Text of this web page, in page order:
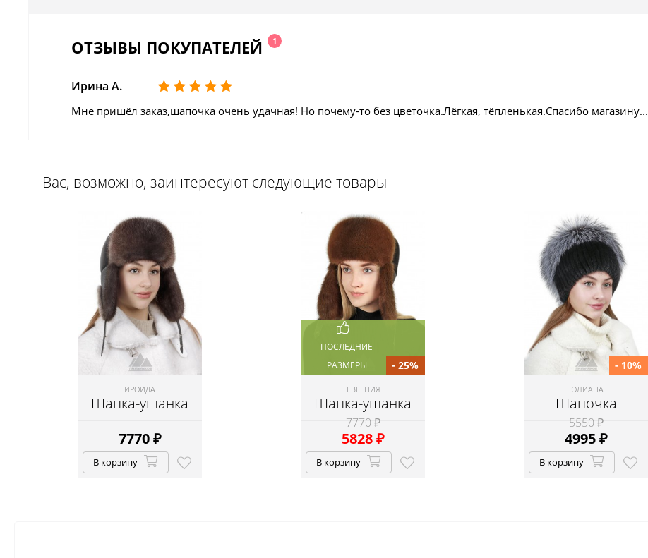
ОТЗЫВЫ ПОКУПАТЕЛЕЙ 1
Ирина А.
Мне пришёл заказ,шапочка очень удачная! Но почему-то без цветочка.Лёгкая, тёпленькая.Спасибо магазину...
Вас, возможно, заинтересуют следующие товары
ИРОИДА
Шапка-ушанка
7770₽
В корзину
ПОСЛЕДНИЕ
РАЗМЕРЫ
ЕВГЕНИЯ
Шапка-ушанка
7770 ₽
5828₽
- 25%
В корзину
ЮЛИАНА
Шапочка
5550 ₽
4995₽
- 10%
В корзину